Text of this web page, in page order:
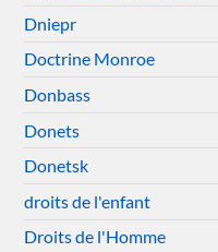
Dniepr
Doctrine Monroe
Donbass
Donets
Donetsk
droits de l'enfant
Droits de l'Homme